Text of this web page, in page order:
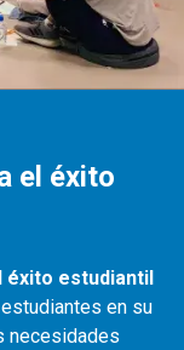
el éxito
éxito estudiantil
en su
necesidades